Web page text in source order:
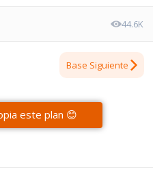
44.6K
Base Siguiente
este plan 😊